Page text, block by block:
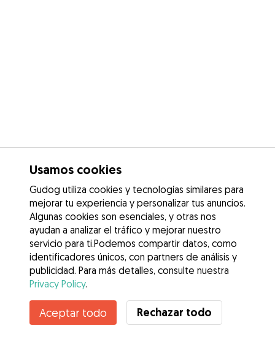
Usamos cookies
Gudog utiliza cookies y tecnologías similares para
mejorar tu experiencia y personalizar tus anuncios.
Algunas cookies son esenciales, y otras nos
ayudan a analizar el tráfico y mejorar nuestro
servicio para ti.Podemos compartir datos, como
identificadores únicos, con partners de análisis y
publicidad. Para más detalles, consulte nuestra
Privacy Policy.
Aceptar todo Rechazar todo